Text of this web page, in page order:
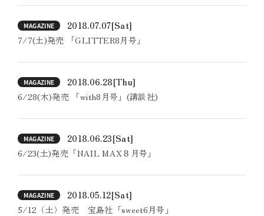
MAGAZINE 2018.07.07[Sat]
7/7(土)発売 「GLITTER8月号」
MAGAZINE 2018.06.28[Thu]
6/28(木)発売 「with8月号」(講談社)
MAGAZINE 2018.06.23[Sat]
6/23(土)発売「NAIL MAX８月号」
MAGAZINE 2018.05.12[Sat]
5/12（土）発売 宝島社「sweet6月号」